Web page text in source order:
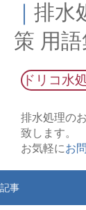
｜ 排水
策 用語
ドリコ水
排水処理の
致します。
お気軽にお
記事